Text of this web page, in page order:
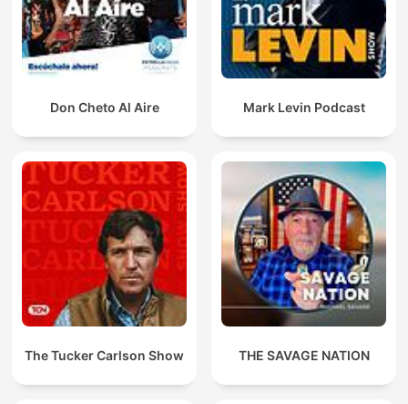
Don Cheto Al Aire Mark Levin Podcast
The Tucker Carlson Show THE SAVAGE NATION